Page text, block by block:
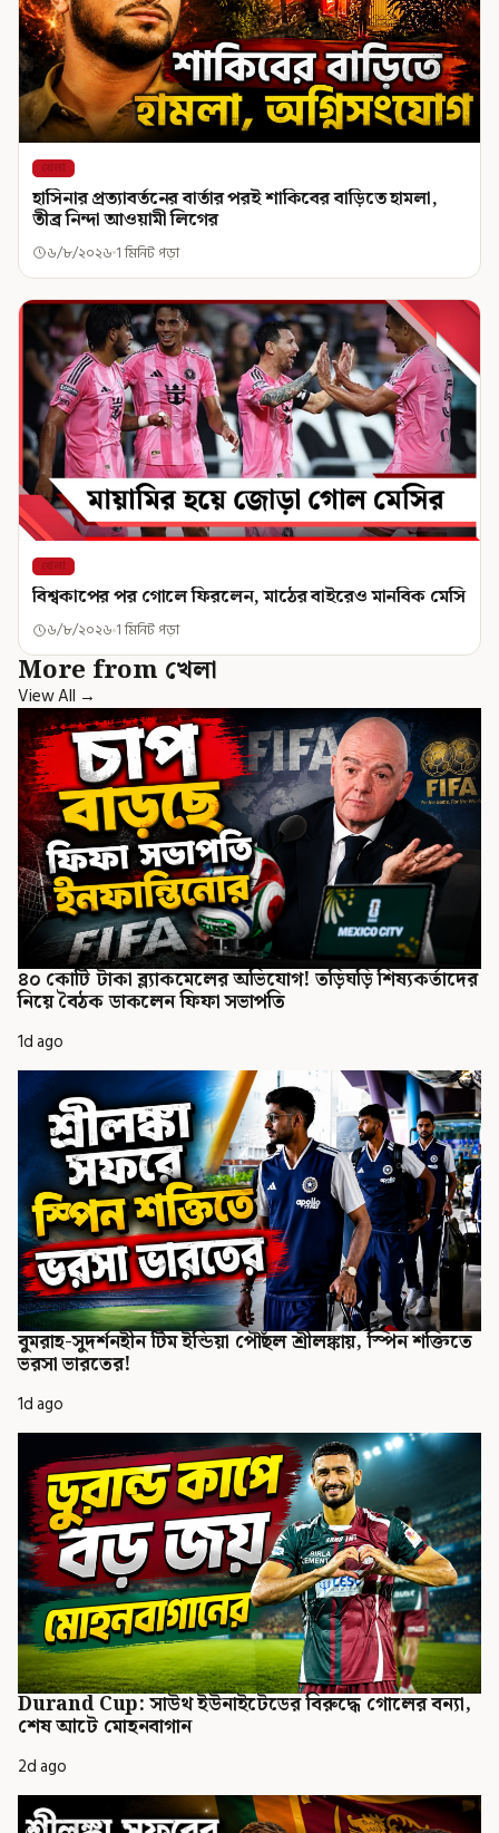
খেলা
হাসিনার প্রত্যাবর্তনের বার্তার পরই শাকিবের বাড়িতে হামলা,
তীব্র নিন্দা আওয়ামী লিগের
৬/৮/২০২৬ 1 মিনিট পড়া
খেলা
বিশ্বকাপের পর গোলে ফিরলেন, মাঠের বাইরেও মানবিক মেসি
৬/৮/২০২৬ 1 মিনিট পড়া
More from খেলা
View All →
৪০ কোটি টাকা ব্ল্যাকমেলের অভিযোগ! তড়িঘড়ি শিষ্যকর্তাদের
নিয়ে বৈঠক ডাকলেন ফিফা সভাপতি
1d ago
বুমরাহ-সুদর্শনহীন টিম ইন্ডিয়া পৌঁছল শ্রীলঙ্কায়, স্পিন শক্তিতে
ভরসা ভারতের!
1d ago
Durand Cup: সাউথ ইউনাইটেডের বিরুদ্ধে গোলের বন্যা,
শেষ আটে মোহনবাগান
2d ago